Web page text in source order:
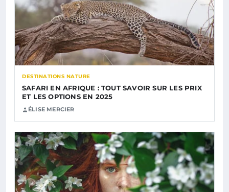
DESTINATIONS NATURE
SAFARI EN AFRIQUE : TOUT SAVOIR SUR LES PRIX
ET LES OPTIONS EN 2025
ÉLISE MERCIER